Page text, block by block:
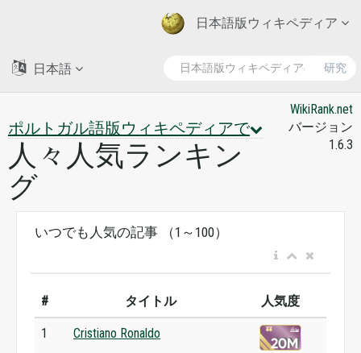
日本語版ウィキペディア
研究
日本語
ポルトガル語版ウィキペディアで
人々人気ランキン
グ
WikiRank.net
バージョン
1.6.3
いつでも人気の記事 （1～100）
# タイトル 人気度
1 Cristiano Ronaldo